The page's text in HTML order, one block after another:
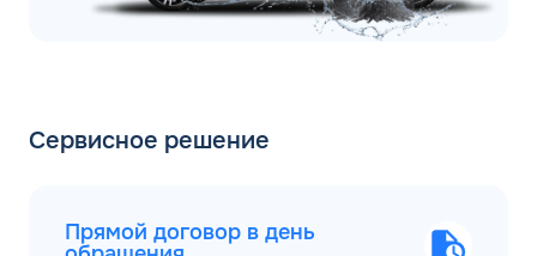
Сервисное решение
Прямой договор в день